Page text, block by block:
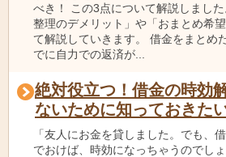
べき！ この3点について解説しまし
整理のデメリット」や「おまとめ希
て解説していきます。 借金をまとめ
でに自力での返済が...
絶対役立つ！借金の時効
ないために知っておきた
「友人にお金を貸しました。でも、
でおけば、時効になっちゃうのでし